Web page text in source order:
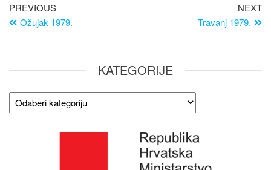
PREVIOUS
Ožujak 1979.
NEXT
Travanj 1979.
KATEGORIJE